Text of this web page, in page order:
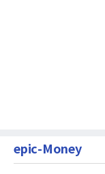
epic-Money